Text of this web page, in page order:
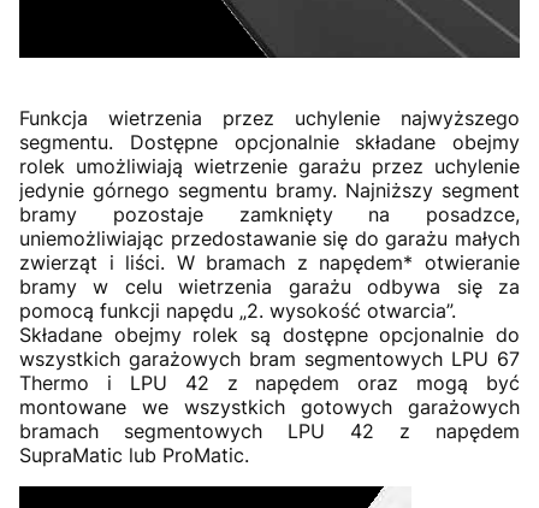
Funkcja wietrzenia przez uchylenie najwyższego
segmentu. Dostępne opcjonalnie składane obejmy
rolek umożliwiają wietrzenie garażu przez uchylenie
jedynie górnego segmentu bramy. Najniższy segment
bramy pozostaje zamknięty na posadzce,
uniemożliwiając przedostawanie się do garażu małych
zwierząt i liści. W bramach z napędem* otwieranie
bramy w celu wietrzenia garażu odbywa się za
pomocą funkcji napędu „2. wysokość otwarcia”.
Składane obejmy rolek są dostępne opcjonalnie do
wszystkich garażowych bram segmentowych LPU 67
Thermo i LPU 42 z napędem oraz mogą być
montowane we wszystkich gotowych garażowych
bramach segmentowych LPU 42 z napędem
SupraMatic lub ProMatic.